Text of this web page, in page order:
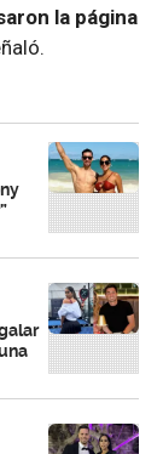
la página